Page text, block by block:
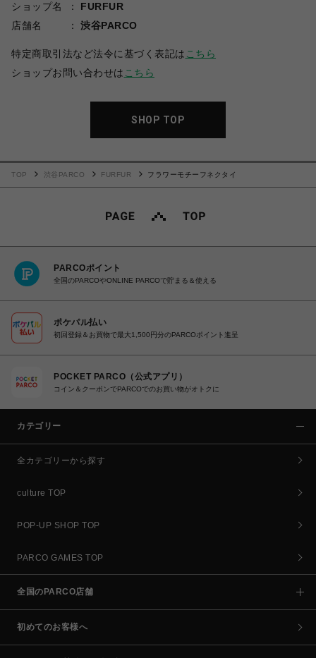
ショップ名
FURFUR
店舗名
渋谷PARCO
特定商取引法など法令に基づく表記は こちら
ショップお問い合わせは こちら
SHOP TOP
TOP 渋谷PARCO FURFUR フラワーモチーフネクタイ
PARCOポイント
全国のPARCOやONLINE PARCOで貯まる＆使える
ポケパル払い
初回登録＆お買物で最大1,500円分のPARCOポイント進呈
POCKET PARCO（公式アプリ）
コイン＆クーポンでPARCOでのお買い物がオトクに
カテゴリー
全カテゴリーから探す
culture TOP
POP-UP SHOP TOP
PARCO GAMES TOP
全国のPARCO店舗
初めてのお客様へ